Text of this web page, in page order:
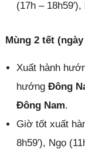
(17h –
Mùng 2 tết
Xuất hành
hướng Đông
Đông Nam.
Giờ tốt xuất
8h59′), Ngọ